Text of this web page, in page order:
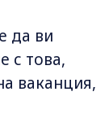
да ви
с това,
ваканция,